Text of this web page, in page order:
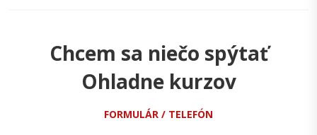
Chcem sa niečo spýtať
Ohladne kurzov
FORMULÁR / TELEFÓN